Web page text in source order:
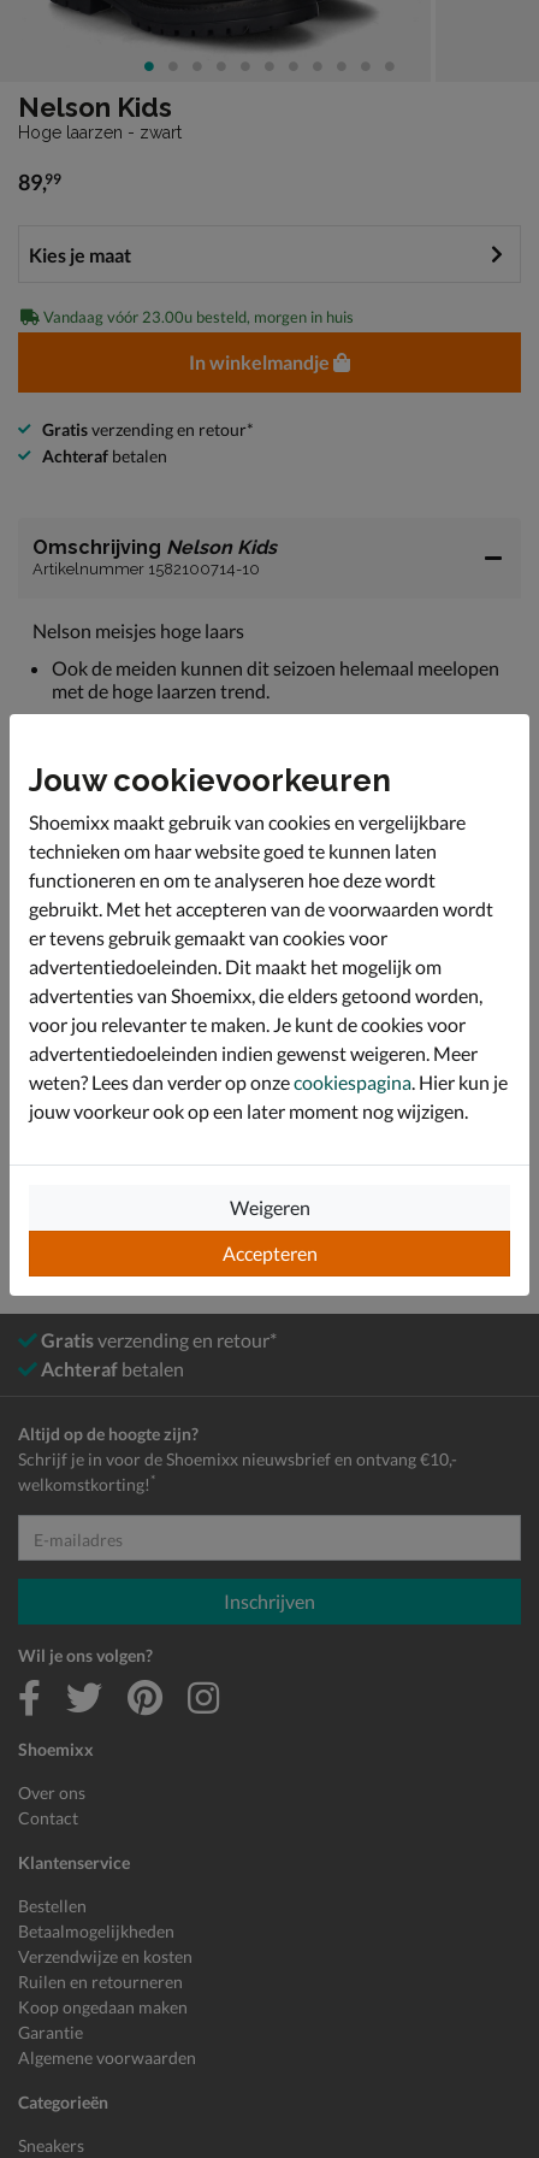
Nelson Kids
Hoge laarzen - zwart
€ 89,99
89,99
Vandaag vóór 23.00u besteld, morgen in huis
In winkelmandje
Gratisverzending en retour*
Achteraf betalen
Omschrijving Nelson Kids
Artikelnummer 1582100714-10
Nelson meisjes hoge laars
Ook de meiden kunnen dit seizoen helemaal meelopen
met de hoge laarzen trend.
aansluitende pasvorm.
Gevoerd met textiel voor een comfortabel draaggevoel.
Voorzien van een leren voetbed wat een goede vocht
en warmte regulatie biedt en de voeten fris houdt.
Afgewerkt met een rubberen loopzool met grof profiel
en goede grip.
Over Nelson Kids
Bekijk meer
Gratisverzending en retour*
Achteraf betalen
Shoemixx
Over ons
Contact
Klantenservice
Bestellen
Betaalmogelijkheden
Verzendwijze en kosten
Ruilen en retourneren
Koop ongedaan maken
Garantie
Algemene voorwaarden
Categorieën
Sneakers
Altijd op de hoogte zijn?
Schrijf je in voor de Shoemixx nieuwsbrief en ontvang €10,-
welkomstkorting! *
E-mailadres
Inschrijven
Wil je ons volgen?
Jouw cookievoorkeuren
Shoemixx maakt gebruik van cookies en vergelijkbare
technieken om haar website goed te kunnen laten
functioneren en om te analyseren hoe deze wordt
gebruikt. Met het accepteren van de voorwaarden wordt
er tevens gebruik gemaakt van cookies voor
advertentiedoeleinden. Dit maakt het mogelijk om
advertenties van Shoemixx, die elders getoond worden,
voor jou relevanter te maken. Je kunt de cookies voor
advertentiedoeleinden indien gewenst weigeren. Meer
weten? Lees dan verder op onzecookiespagina . Hier kun je
jouw voorkeur ook op een later moment nog wijzigen.
Accepteren
Weigeren